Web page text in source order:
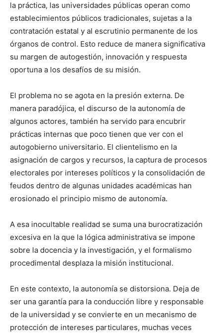
la práctica, las universidades públicas operan como
establecimientos públicos tradicionales, sujetas a la
contratación estatal y al escrutinio permanente de los
órganos de control. Esto reduce de manera significativa
su margen de autogestión, innovación y respuesta
oportuna a los desafíos de su misión.
El problema no se agota en la presión externa. De
manera paradójica, el discurso de la autonomía de
algunos actores, también ha servido para encubrir
prácticas internas que poco tienen que ver con el
autogobierno universitario. El clientelismo en la
asignación de cargos y recursos, la captura de procesos
electorales por intereses políticos y la consolidación de
feudos dentro de algunas unidades académicas han
erosionado el principio mismo de autonomía.
A esa inocultable realidad se suma una burocratización
excesiva en la que la lógica administrativa se impone
sobre la docencia y la investigación, y el formalismo
procedimental desplaza la misión institucional.
En este contexto, la autonomía se distorsiona. Deja de
ser una garantía para la conducción libre y responsable
de la universidad y se convierte en un mecanismo de
protección de intereses particulares, muchas veces